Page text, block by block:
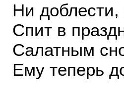
Ни
Спит в
Салатным
Ему теперь